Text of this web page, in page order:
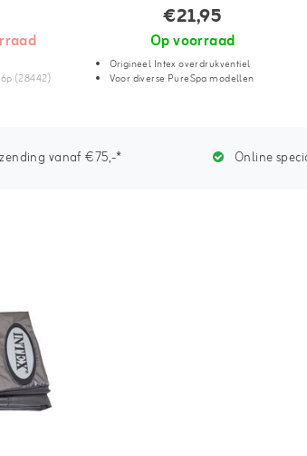
(28442)
€21,95
Op voorraad
Origineel Intex overdrukventiel
Voor diverse PureSpa modellen
vanaf €75,-* Online